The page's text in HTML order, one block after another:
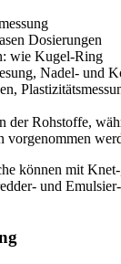
Dosierungen
wie Kugel-Ring
Nadel- und
der Rohstoffe,
vorgenommen
können mit
und